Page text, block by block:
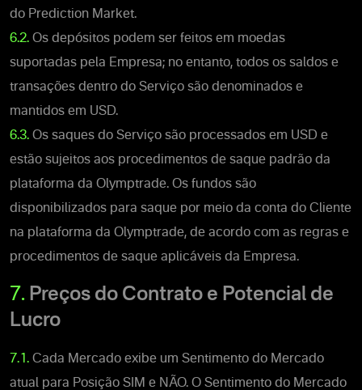
do Prediction Market.
6.2. Os depósitos podem ser feitos em moedas
suportadas pela Empresa; no entanto, todos os saldos e
transações dentro do Serviço são denominados e
mantidos em USD.
6.3. Os saques do Serviço são processados em USD e
estão sujeitos aos procedimentos de saque padrão da
plataforma da Olymptrade. Os fundos são
disponibilizados para saque por meio da conta do Cliente
na plataforma da Olymptrade, de acordo com as regras e
procedimentos de saque aplicáveis da Empresa.
7. Preços do Contrato e Potencial de
Lucro
7.1. Cada Mercado exibe um Sentimento do Mercado
atual para Posição SIM e NÃO. O Sentimento do Mercado